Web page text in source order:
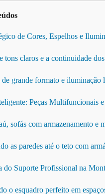
de Cores, Espelhos e
tons claros e a continuidade
de grande formato e
Peças Multifuncionais
sofás com armazenamento e
as paredes até o teto com
do Suporte Profissional na
o esquadro perfeito em